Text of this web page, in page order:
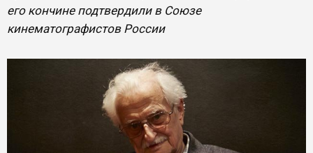
его кончине подтвердили в Союзе
кинематографистов России